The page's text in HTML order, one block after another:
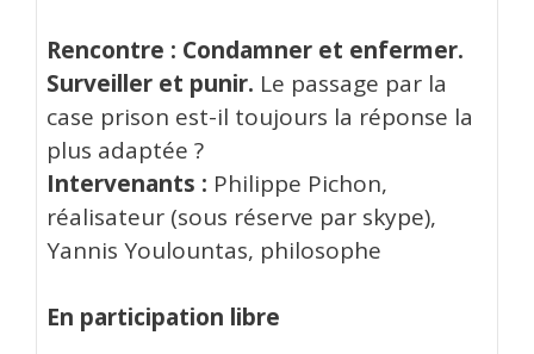
Rencontre : Condamner et enfermer.
Surveiller et punir. Le passage par la
case prison est-il toujours la réponse la
plus adaptée ?
Intervenants : Philippe Pichon,
réalisateur (sous réserve par skype),
Yannis Youlountas, philosophe
En participation libre